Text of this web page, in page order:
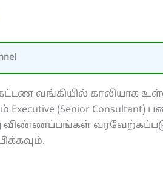
வங்கியில் காலியாக உள்ள
Executive (Senior
விண்ணப்பங்கள்